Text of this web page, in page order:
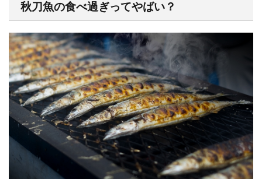
秋刀魚の食べ過ぎってやばい？